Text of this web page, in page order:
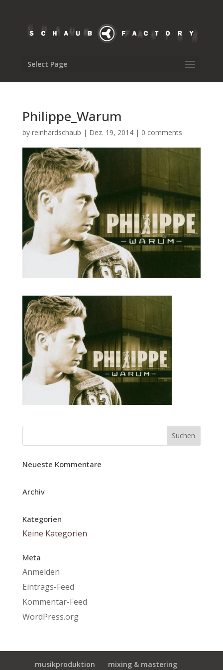
Select Page
Philippe_Warum
by reinhardschaub | Dez. 19, 2014| 0 comments
Neueste Kommentare
Archiv
Kategorien
Keine Kategorien
Meta
Anmelden
Eintrags-Feed
Kommentar-Feed
WordPress.org
musikproduktion mixing & mastering